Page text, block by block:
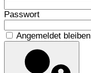
Passwort
Angemeldet bleiben